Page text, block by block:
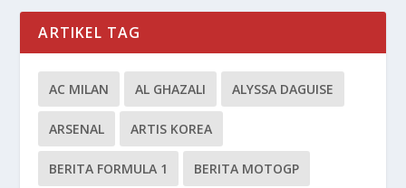
ARTIKEL TAG
AC MILAN AL GHAZALI ALYSSA DAGUISE
ARSENAL ARTIS KOREA
BERITA FORMULA 1 BERITA MOTOGP